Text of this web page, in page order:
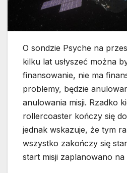
O sondzie Psyche na
kilku lat usłyszeć można
finansowanie, nie ma
problemy, będzie
anulowania misji. Rzadko
rollercoaster kończy się
jednak wskazuje, że tym
wszystko zakończy się
start misji zaplanowano na